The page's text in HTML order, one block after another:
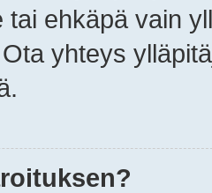
tai ehkäpä vain
yhteys